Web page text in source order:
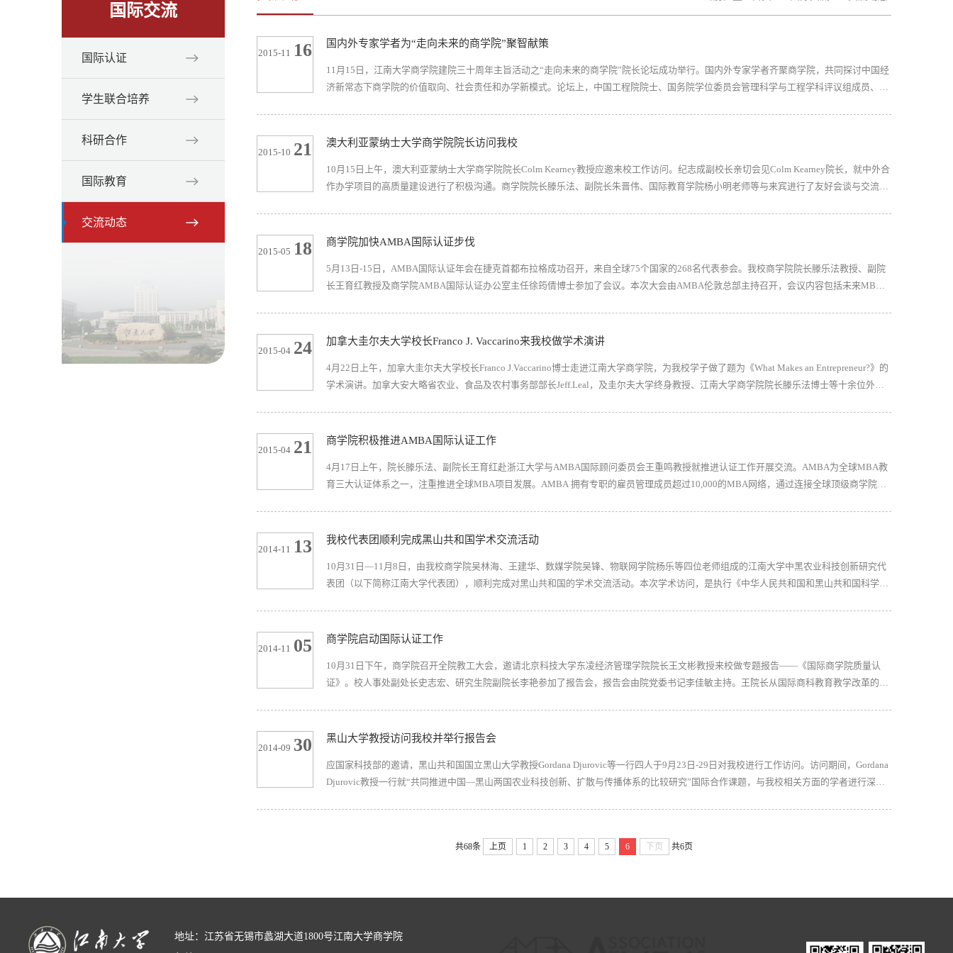
国际交流
国际认证
学生联合培养
科研合作
国际教育
交流动态
2015-11 16 国内外专家学者为“走向未来的商学院”聚智献策
11月15日，江南大学商学院建院三十周年主旨活动之“走向未来的商学院”院长论坛成功举行。国内外专家学者齐聚商学院，共同探讨中国经
济新常态下商学院的价值取向、社会责任和办学新模式。论坛上，中国工程院院士、国务院学位委员会管理科学与工程学科评议组成员、教
2015-10 21 澳大利亚蒙纳士大学商学院院长访问我校
10月15日上午，澳大利亚蒙纳士大学商学院院长Colm Kearney教授应邀来校工作访问。纪志成副校长亲切会见Colm Kearney院长，就中外合
作办学项目的高质量建设进行了积极沟通。商学院院长滕乐法、副院长朱晋伟、国际教育学院杨小明老师等与来宾进行了友好会谈与交流，
2015-05 18 商学院加快AMBA国际认证步伐
5月13日-15日，AMBA国际认证年会在捷克首都布拉格成功召开，来自全球75个国家的268名代表参会。我校商学院院长滕乐法教授、副院
长王育红教授及商学院AMBA国际认证办公室主任徐筠倩博士参加了会议。本次大会由AMBA伦敦总部主持召开，会议内容包括未来MBA
2015-04 24 加拿大圭尔夫大学校长Franco J. Vaccarino来我校做学术演讲
4月22日上午，加拿大圭尔夫大学校长Franco J.Vaccarino博士走进江南大学商学院，为我校学子做了题为《What Makes an Entrepreneur?》的
学术演讲。加拿大安大略省农业、食品及农村事务部部长Jeff.Leal，及圭尔夫大学终身教授、江南大学商学院院长滕乐法博士等十余位外籍
2015-04 21 商学院积极推进AMBA国际认证工作
4月17日上午，院长滕乐法、副院长王育红赴浙江大学与AMBA国际顾问委员会王重鸣教授就推进认证工作开展交流。AMBA为全球MBA教
育三大认证体系之一，注重推进全球MBA项目发展。AMBA 拥有专职的雇员管理成员超过10,000的MBA网络，通过连接全球顶级商学院及
2014-11 13 我校代表团顺利完成黑山共和国学术交流活动
10月31日—11月8日，由我校商学院吴林海、王建华、数媒学院吴锋、物联网学院杨乐等四位老师组成的江南大学中黑农业科技创新研究代
表团（以下简称江南大学代表团），顺利完成对黑山共和国的学术交流活动。本次学术访问，是执行《中华人民共和国和黑山共和国科学技
2014-11 05 商学院启动国际认证工作
10月31日下午，商学院召开全院教工大会，邀请北京科技大学东凌经济管理学院院长王文彬教授来校做专题报告——《国际商学院质量认
证》。校人事处副处长史志宏、研究生院副院长李艳参加了报告会，报告会由院党委书记李佳敏主持。王院长从国际商科教育教学改革的趋
2014-09 30 黑山大学教授访问我校并举行报告会
应国家科技部的邀请，黑山共和国国立黑山大学教授Gordana Djurovic等一行四人于9月23日-29日对我校进行工作访问。访问期间，Gordana
Djurovic教授一行就“共同推进中国—黑山两国农业科技创新、扩散与传播体系的比较研究”国际合作课题，与我校相关方面的学者进行深入
共68条 上页 1 2 3 4 5 6 下页 共6页
地址：江苏省无锡市蠡湖大道1800号江南大学商学院